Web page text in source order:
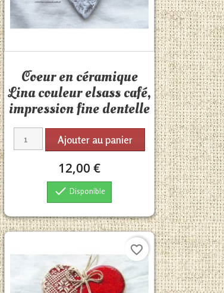
Coeur en céramique
Lina couleur elsass café,
impression fine dentelle
Ajouter au panier
12,00 €
 Disponible
favorite_border